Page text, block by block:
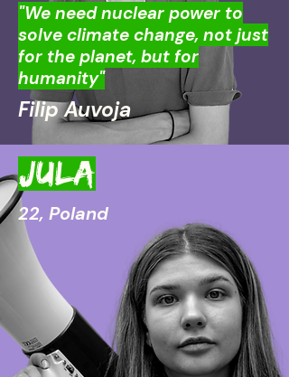
"We need nuclear power to
solve climate change, not just
for the planet, but for
humanity"
Filip Auvoja
JULA
22, Poland